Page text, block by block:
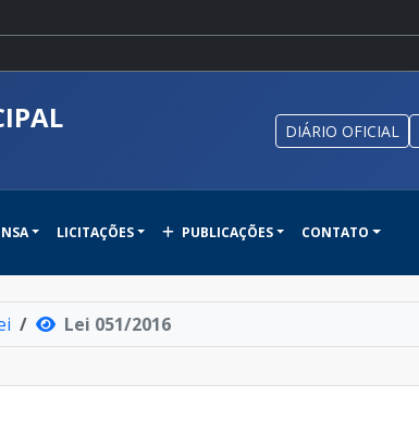
DIÁRIO OFICIAL
LICITAÇÕES PUBLICAÇÕES CONTATO
Lei 051/2016